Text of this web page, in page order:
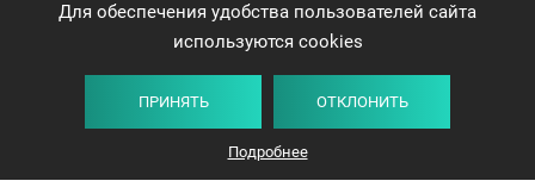
Для обеспечения удобства пользователей сайта
используются cookies
ПРИНЯТЬ ОТКЛОНИТЬ
Подробнее